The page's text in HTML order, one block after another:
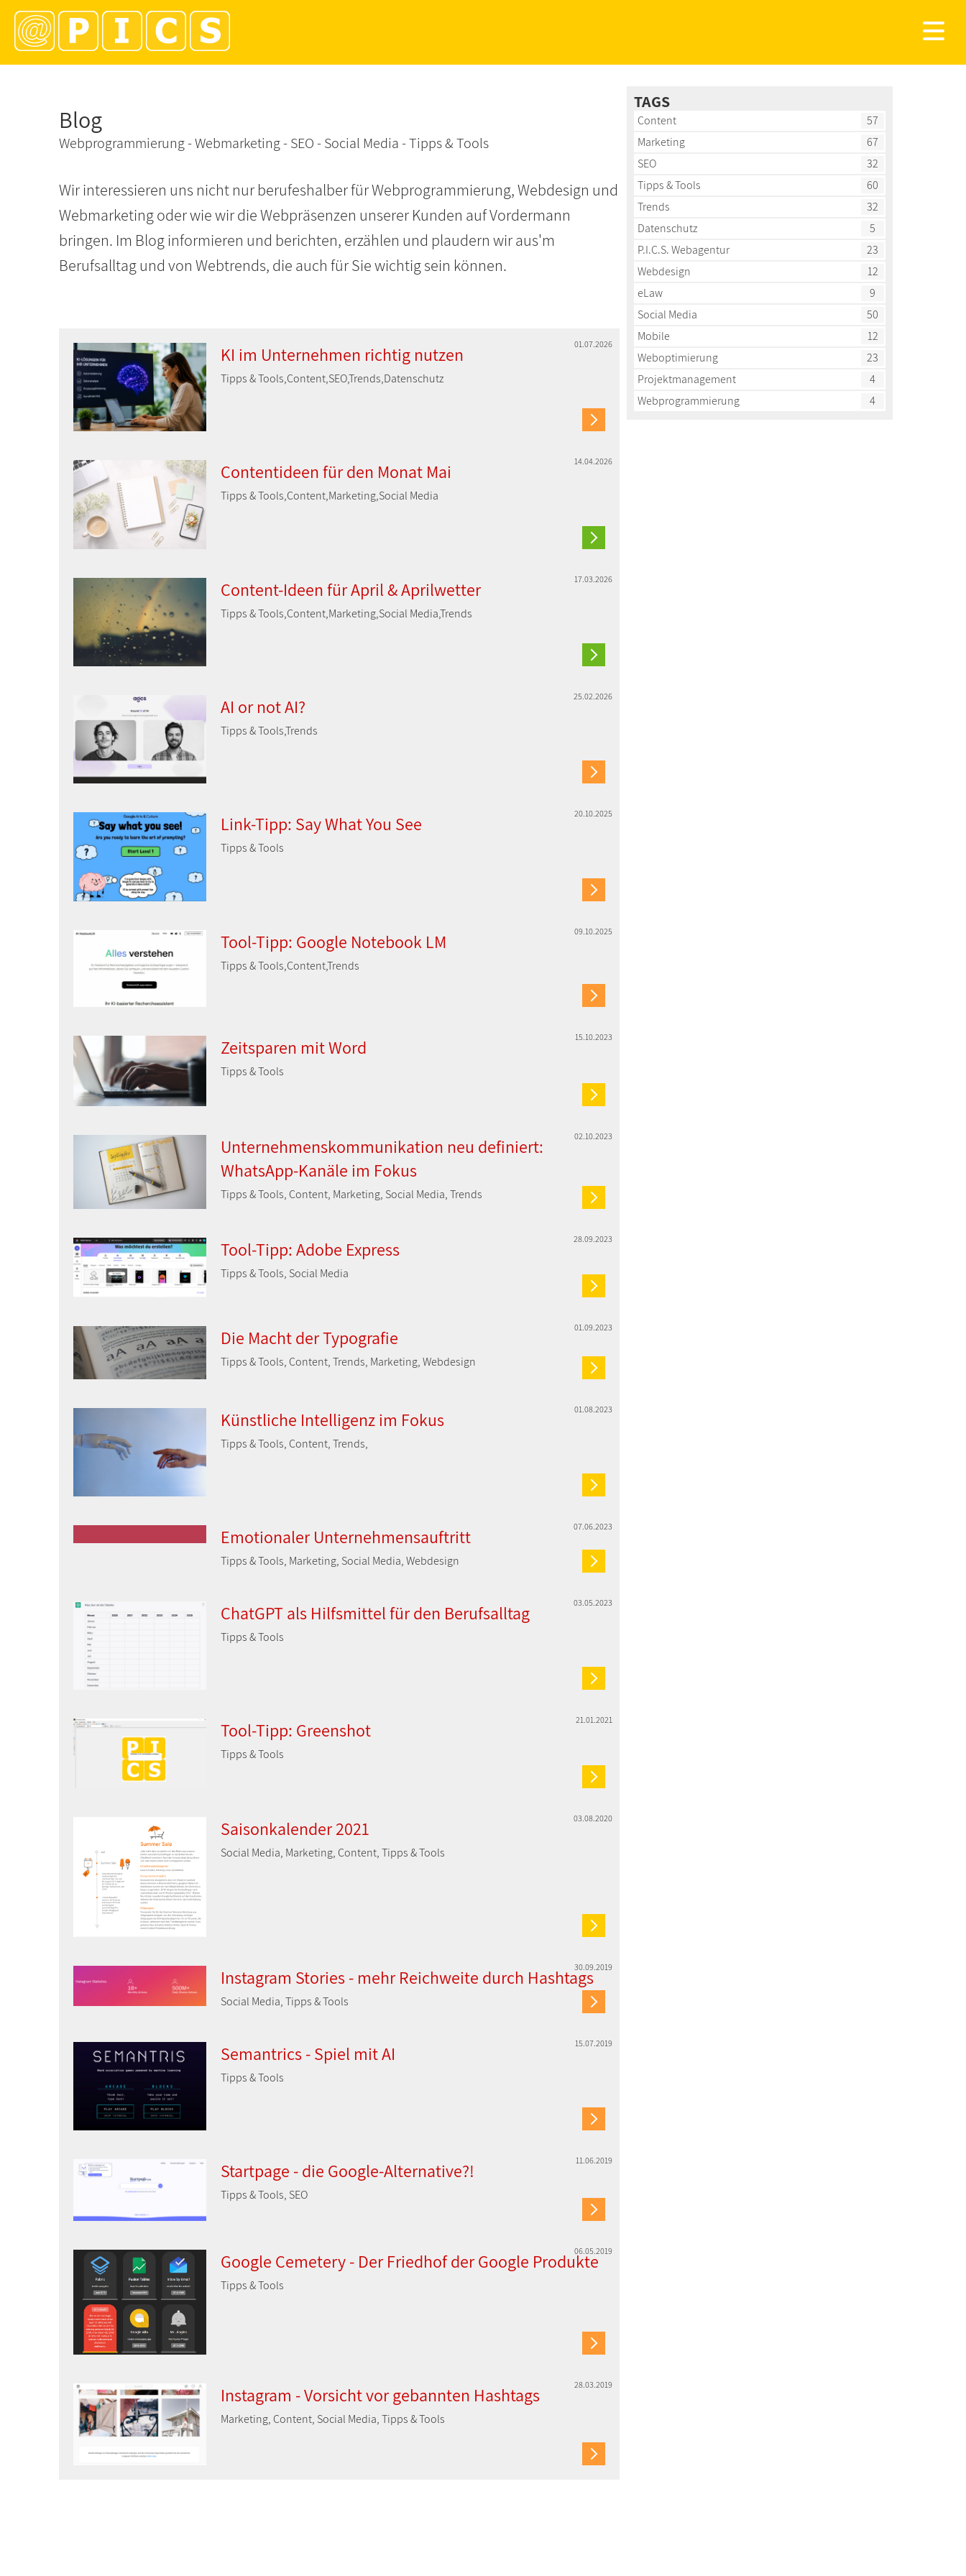
Blog
Webprogrammierung - Webmarketing - SEO - Social Media - Tipps & Tools
Wir interessieren uns nicht nur berufeshalber für Webprogrammierung, Webdesign und
Webmarketing oder wie wir die Webpräsenzen unserer Kunden auf Vordermann
bringen. Im Blog informieren und berichten, erzählen und plaudern wir aus'm
Berufsalltag und von Webtrends, die auch für Sie wichtig sein können.
KI im Unternehmen richtig nutzen
Tipps & Tools,Content,SEO,Trends,Datenschutz
01.07.2026
Contentideen für den Monat Mai
Tipps & Tools,Content,Marketing,Social Media
14.04.2026
Content-Ideen für April & Aprilwetter
Tipps & Tools,Content,Marketing,Social Media,Trends
17.03.2026
AI or not AI?
Tipps & Tools,Trends
25.02.2026
Link-Tipp: Say What You See
Tipps & Tools
20.10.2025
Tool-Tipp: Google Notebook LM
Tipps & Tools,Content,Trends
09.10.2025
Zeitsparen mit Word
Tipps & Tools
15.10.2023
Unternehmenskommunikation neu definiert:
WhatsApp-Kanäle im Fokus
Tipps & Tools, Content, Marketing, Social Media, Trends
02.10.2023
Tool-Tipp: Adobe Express
Tipps & Tools, Social Media
28.09.2023
Die Macht der Typografie
Tipps & Tools, Content, Trends, Marketing, Webdesign
01.09.2023
Künstliche Intelligenz im Fokus
Tipps & Tools, Content, Trends,
01.08.2023
Emotionaler Unternehmensauftritt
Tipps & Tools, Marketing, Social Media, Webdesign
07.06.2023
ChatGPT als Hilfsmittel für den Berufsalltag
Tipps & Tools
03.05.2023
Tool-Tipp: Greenshot
Tipps & Tools
21.01.2021
Saisonkalender 2021
Social Media, Marketing, Content, Tipps & Tools
03.08.2020
Instagram Stories - mehr Reichweite durch Hashtags
Social Media, Tipps & Tools
30.09.2019
Semantrics - Spiel mit AI
Tipps & Tools
15.07.2019
Startpage - die Google-Alternative?!
Tipps & Tools, SEO
11.06.2019
Google Cemetery - Der Friedhof der Google Produkte
Tipps & Tools
06.05.2019
Instagram - Vorsicht vor gebannten Hashtags
Marketing, Content, Social Media, Tipps & Tools
28.03.2019
TAGS
Content
57
Marketing
67
SEO
32
Tipps & Tools
60
Trends
32
Datenschutz
5
P.I.C.S. Webagentur
23
Webdesign
12
eLaw
9
Social Media
50
Mobile
12
Weboptimierung
23
Projektmanagement
4
Webprogrammierung
4